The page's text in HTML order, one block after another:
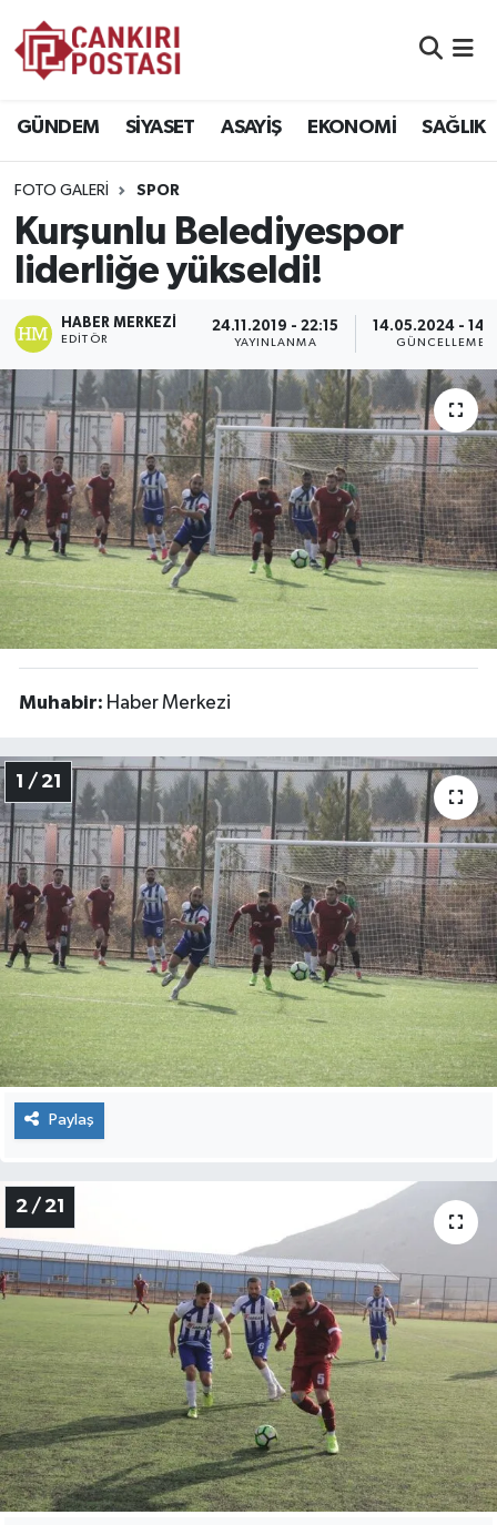
GÜNDEM SİYASET ASAYİŞ EKONOMİ SAĞLIK
FOTO GALERI SPOR
Kurşunlu Belediyespor
liderliğe yükseldi!
HABER MERKEZI
EDITÖR
24.11.2019 - 22:15
YAYINLANMA
14.05.2024 -
GÜNCELLEME
Muhabir: Haber Merkezi
1 / 21
Paylaş
2 / 21
ASAYİŞ
EKONOMİ
SPOR
EĞİTİM
YAŞAM
ÇEVRE
İLÇELER
RESMİ İLANLAR
KÜLTÜR
TURİZM
MAGAZİN
VEFAT
BİLİM&TEKNOLOJİ
BÖLGE
TÜRKİYE
DÜNYA
Namaz Vakitleri
Trafik Durumu
Süper Lig Puan Durumu ve Fikstür
Tüm Manşetler
Son Dakika Haberleri
Haber Arşivi